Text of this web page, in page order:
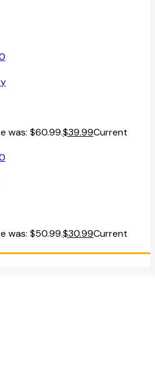
was: $60.99.$39.99Current
was: $50.99.$30.99Current